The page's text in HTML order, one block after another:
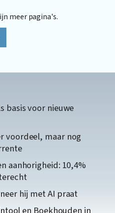
meer pagina's.
basis voor nieuwe
voordeel, maar nog
aanhorigheid: 10,4%
hij met AI praat